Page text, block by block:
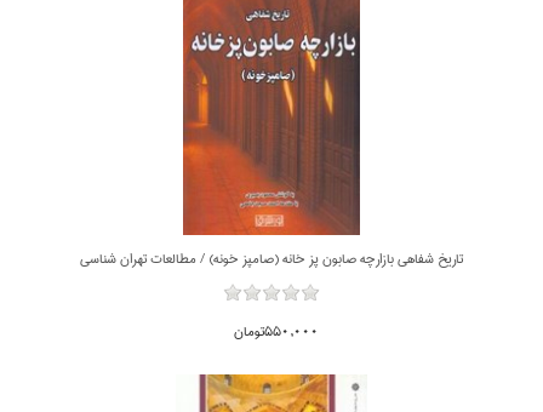
تاريخ شفاهي بازارچه صابون پز خانه (صامپز خونه) / مطالعات تهران شناسي
550,000تومان